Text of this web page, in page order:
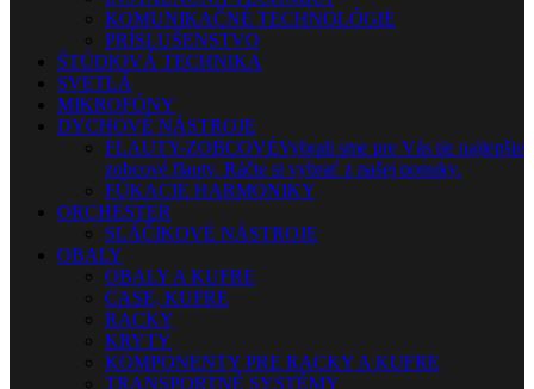
KOMUNIKAČNÉ TECHNOLÓGIE
PRÍSLUŠENSTVO
ŠTÚDIOVÁ TECHNIKA
SVETLÁ
MIKROFÓNY
DYCHOVÉ NÁSTROJE
FLAUTY-ZOBCOVÉVybrali sme pre Vás tie najlepšie
zobcové flauty. Ráčte si vybrať z našej ponuky.
FÚKACIE HARMONIKY
ORCHESTER
SLÁČIKOVÉ NÁSTROJE
OBALY
OBALY A KUFRE
CASE, KUFRE
RACKY
KRYTY
KOMPONENTY PRE RACKY A KUFRE
TRANSPORTNÉ SYSTÉMY